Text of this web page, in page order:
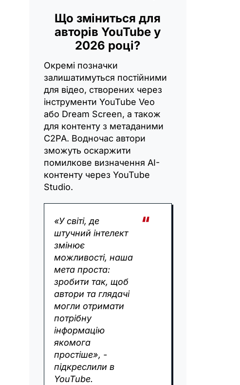
Що зміниться для
авторів YouTube у
2026 році?
Окремі позначки
залишатимуться постійними
для відео, створених через
інструменти YouTube Veo
або Dream Screen, а також
для контенту з метаданими
C2PA. Водночас автори
зможуть оскаржити
помилкове визначення AI-
контенту через YouTube
Studio.
«У світі, де
штучний інтелект
змінює
можливості, наша
мета проста:
зробити так, щоб
автори та глядачі
могли отримати
потрібну
інформацію
якомога
простіше», -
підкреслили в
YouTube.